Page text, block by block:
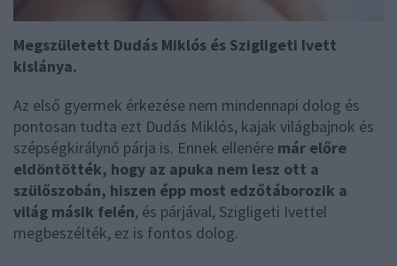
Megszületett Dudás Miklós és Szigligeti Ivett
kislánya.
Az első gyermek érkezése nem mindennapi dolog és
pontosan tudta ezt Dudás Miklós, kajak világbajnok és
szépségkirálynő párja is. Ennek ellenére már előre
eldöntötték, hogy az apuka nem lesz ott a
szülőszobán, hiszen épp most edzőtáborozik a
világ másik felén, és párjával, Szigligeti Ivettel
megbeszélték, ez is fontos dolog.